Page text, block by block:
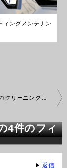
ングメンテナン
カーエアコンのクリーニングと殺菌
4件のフィ
返信